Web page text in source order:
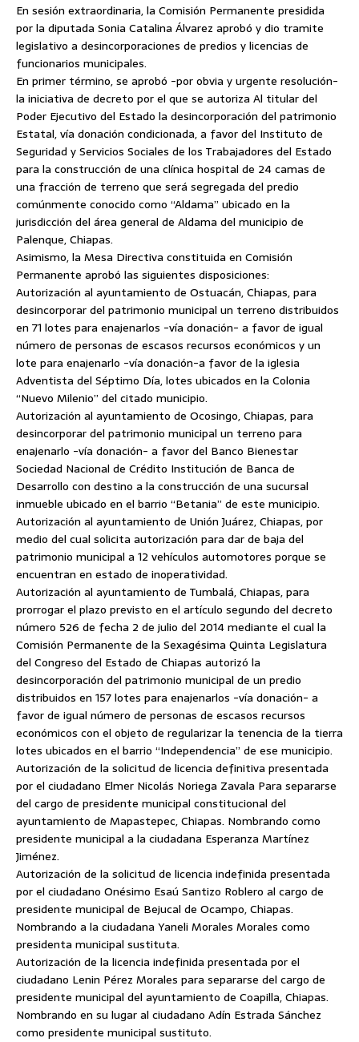
En sesión extraordinaria, la Comisión Permanente presidida
por la diputada Sonia Catalina Álvarez aprobó y dio tramite
legislativo a desincorporaciones de predios y licencias de
funcionarios municipales.
En primer término, se aprobó -por obvia y urgente resolución-
la iniciativa de decreto por el que se autoriza Al titular del
Poder Ejecutivo del Estado la desincorporación del patrimonio
Estatal, vía donación condicionada, a favor del Instituto de
Seguridad y Servicios Sociales de los Trabajadores del Estado
para la construcción de una clínica hospital de 24 camas de
una fracción de terreno que será segregada del predio
comúnmente conocido como “Aldama” ubicado en la
jurisdicción del área general de Aldama del municipio de
Palenque, Chiapas.
Asimismo, la Mesa Directiva constituida en Comisión
Permanente aprobó las siguientes disposiciones:
Autorización al ayuntamiento de Ostuacán, Chiapas, para
desincorporar del patrimonio municipal un terreno distribuidos
en 71 lotes para enajenarlos -vía donación- a favor de igual
número de personas de escasos recursos económicos y un
lote para enajenarlo -vía donación-a favor de la iglesia
Adventista del Séptimo Día, lotes ubicados en la Colonia
“Nuevo Milenio” del citado municipio.
Autorización al ayuntamiento de Ocosingo, Chiapas, para
desincorporar del patrimonio municipal un terreno para
enajenarlo -vía donación- a favor del Banco Bienestar
Sociedad Nacional de Crédito Institución de Banca de
Desarrollo con destino a la construcción de una sucursal
inmueble ubicado en el barrio “Betania” de este municipio.
Autorización al ayuntamiento de Unión Juárez, Chiapas, por
medio del cual solicita autorización para dar de baja del
patrimonio municipal a 12 vehículos automotores porque se
encuentran en estado de inoperatividad.
Autorización al ayuntamiento de Tumbalá, Chiapas, para
prorrogar el plazo previsto en el artículo segundo del decreto
número 526 de fecha 2 de julio del 2014 mediante el cual la
Comisión Permanente de la Sexagésima Quinta Legislatura
del Congreso del Estado de Chiapas autorizó la
desincorporación del patrimonio municipal de un predio
distribuidos en 157 lotes para enajenarlos -vía donación- a
favor de igual número de personas de escasos recursos
económicos con el objeto de regularizar la tenencia de la tierra
lotes ubicados en el barrio “Independencia” de ese municipio.
Autorización de la solicitud de licencia definitiva presentada
por el ciudadano Elmer Nicolás Noriega Zavala Para separarse
del cargo de presidente municipal constitucional del
ayuntamiento de Mapastepec, Chiapas. Nombrando como
presidente municipal a la ciudadana Esperanza Martínez
Jiménez.
Autorización de la solicitud de licencia indefinida presentada
por el ciudadano Onésimo Esaú Santizo Roblero al cargo de
presidente municipal de Bejucal de Ocampo, Chiapas.
Nombrando a la ciudadana Yaneli Morales Morales como
presidenta municipal sustituta.
Autorización de la licencia indefinida presentada por el
ciudadano Lenin Pérez Morales para separarse del cargo de
presidente municipal del ayuntamiento de Coapilla, Chiapas.
Nombrando en su lugar al ciudadano Adín Estrada Sánchez
como presidente municipal sustituto.